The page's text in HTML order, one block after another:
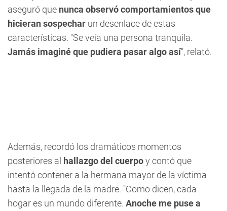
aseguró que nunca observó comportamientos que
hicieran sospechar un desenlace de estas
características. "Se veía una persona tranquila.
Jamás imaginé que pudiera pasar algo así", relató.
Además, recordó los dramáticos momentos
posteriores al hallazgo del cuerpoy contó que
intentó contener a la hermana mayor de la víctima
hasta la llegada de la madre. "Como dicen, cada
hogar es un mundo diferente. Anoche me puse a